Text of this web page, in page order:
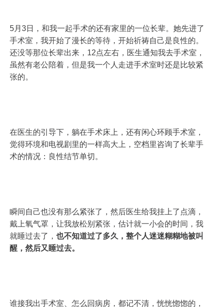
5月3日，和我一起手术的还有家里的一位长辈。她先进了
手术室，我开始了漫长的等待，开始祈祷自己是良性的。
还没等那位长辈出来，12点左右，医生通知我去手术室，
虽然有老公陪着，但是我一个人走进手术室时还是比较紧
张的。
在医生的引导下，躺在手术床上，还有闲心环顾手术室，
觉得环境和电视剧里的一样高大上，空档里咨询了长辈手
术的情况：良性结节单切。
瞬间自己也没有那么紧张了，然后医生给我挂上了点滴，
戴上氧气罩，让我放松别紧张，估计就一小会的时间，我
就睡过去了， 也不知道过了多久，整个人迷迷糊糊地被叫
醒，然后又睡过去。
谁接我出手术室、怎么回病房，都记不清，恍恍惚惚的，